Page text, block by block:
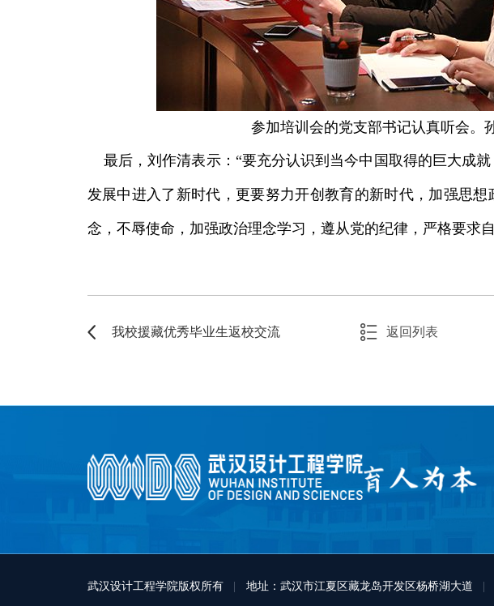
参加培训会的党支部书记认真听会。
最后，刘作清表示：“要充分认识到当今中国取得的巨大成就
发展中进入了新时代，更要努力开创教育的新时代，加强思
念，不辱使命，加强政治理念学习，遵从党的纪律，严格要求
我校援藏优秀毕业生返校交流 返回列表
武汉设计工程学院版权所有 | 地址：武汉市江夏区藏龙岛开发区杨桥湖大道 |